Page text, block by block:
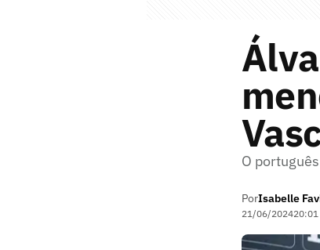
O
PorIsabelle
21/06/202420:01